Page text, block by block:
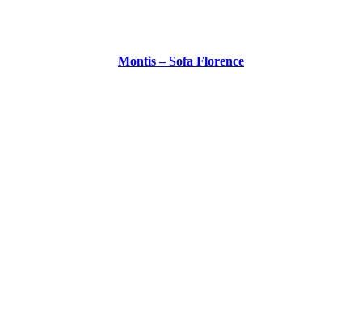
Montis – Sofa Florence